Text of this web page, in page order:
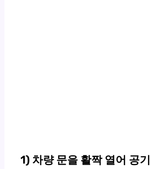
1) 차량 문을 활짝 열어 공